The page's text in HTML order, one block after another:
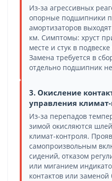
Из-за агрессивных
опорные подшипники
амортизаторов
км. Симптомы: хруст
месте и стук в
Замена требуется в
отдельно подшипник
3. Окисление
управления
Из-за перепадов
зимой окисляются
климат-контроля.
самопроизвольным
сидений, отказом
или миганием
контактов или заменой